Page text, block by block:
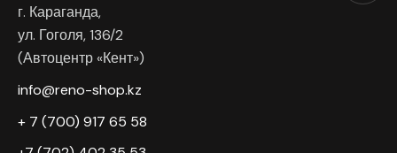
г. Караганда,
ул. Гоголя, 136/2
(Автоцентр «Кент»)
info@reno-shop.kz
+ 7 (700) 917 65 58